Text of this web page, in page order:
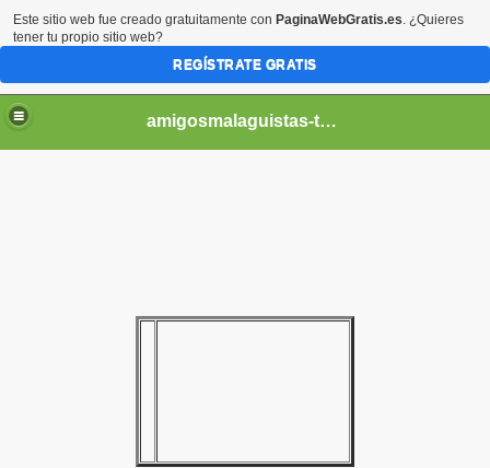
amigosmalaguistas-temporadas
Este sitio web fue creado gratuitamente con PaginaWebGratis.es. ¿Quieres
tener tu propio sitio web?
REGÍSTRATE GRATIS